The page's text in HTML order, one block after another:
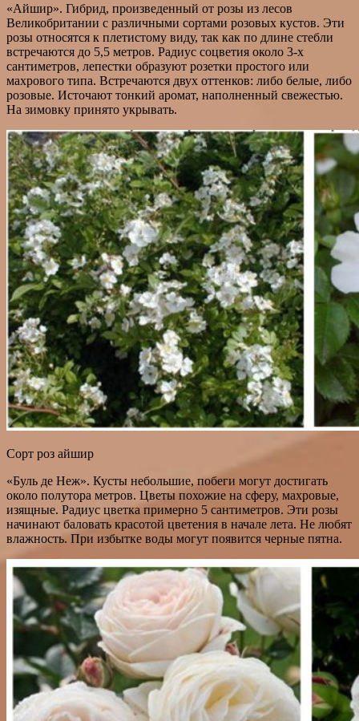
«Айшир». Гибрид, произведенный от розы из лесов
Великобритании с различными сортами розовых кустов. Эти
розы относятся к плетистому виду, так как по длине стебли
встречаются до 5,5 метров. Радиус соцветия около 3-х
сантиметров, лепестки образуют розетки простого или
махрового типа. Встречаются двух оттенков: либо белые, либо
розовые. Источают тонкий аромат, наполненный свежестью.
На зимовку принято укрывать.
Сорт роз айшир
«Буль де Неж». Кусты небольшие, побеги могут достигать
около полутора метров. Цветы похожие на сферу, махровые,
изящные. Радиус цветка примерно 5 сантиметров. Эти розы
начинают баловать красотой цветения в начале лета. Не любят
влажность. При избытке воды могут появится черные пятна.